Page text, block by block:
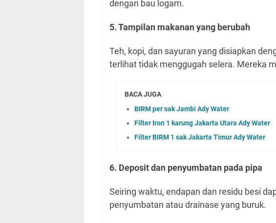
dengan bau logam.
5. Tampilan makanan yang berubah
Teh, kopi, dan sayuran yang disiapkan
terlihat tidak menggugah selera. Mereka
BACA JUGA
BIRM per sak Jambi Ady Water
Filter Iron 1 karung Jakarta Utara Ady Water
Filter BIRM 1 sak Jakarta Timur Ady Water
6. Deposit dan penyumbatan pada pipa
Seiring waktu, endapan dan residu besi
penyumbatan atau drainase yang buruk.